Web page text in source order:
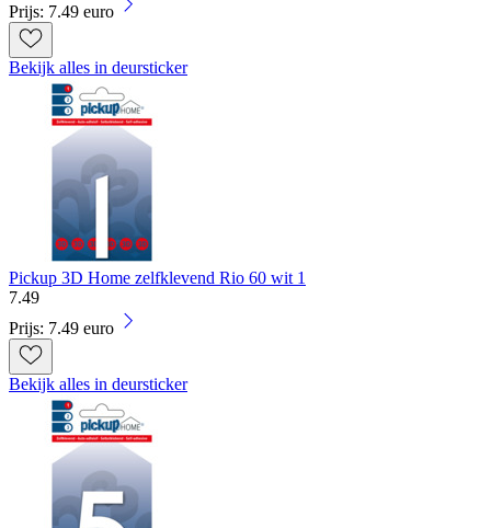
Prijs: 7.49 euro
Bekijk alles in deursticker
Pickup 3D Home zelfklevend Rio 60 wit 1
7.49
Prijs: 7.49 euro
Bekijk alles in deursticker